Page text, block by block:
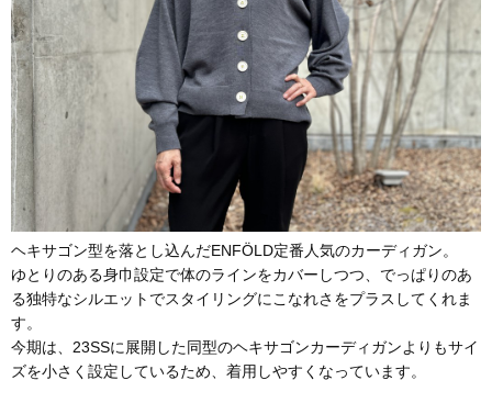
ヘキサゴン型を落とし込んだENFÖLD定番人気のカーディガン。
ゆとりのある身巾設定で体のラインをカバーしつつ、でっぱりのあ
る独特なシルエットでスタイリングにこなれさをプラスしてくれま
す。
今期は、23SSに展開した同型のヘキサゴンカーディガンよりもサイ
ズを小さく設定しているため、着用しやすくなっています。